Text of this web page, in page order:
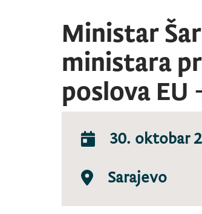
Ministar
ministara
poslova EU
30. oktobar
Sarajevo